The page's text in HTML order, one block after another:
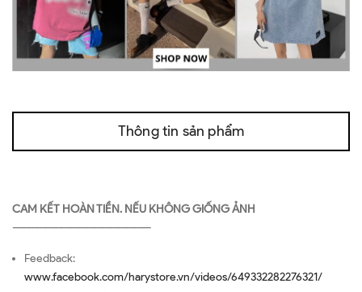
Thông tin sản phẩm
CAM KẾT HOÀN TIỀN. NẾU KHÔNG GIỐNG ẢNH
—————————————————
Feedback:
www.facebook.com/harystore.vn/videos/649332282276321/